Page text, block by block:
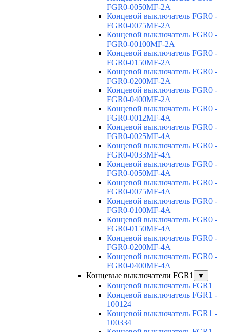
FGR0-0050MF-2A
Концевой выключатель FGR0 -
FGR0-0075MF-2A
Концевой выключатель FGR0 -
FGR0-00100MF-2A
Концевой выключатель FGR0 -
FGR0-0150MF-2A
Концевой выключатель FGR0 -
FGR0-0200MF-2A
Концевой выключатель FGR0 -
FGR0-0400MF-2A
Концевой выключатель FGR0 -
FGR0-0012MF-4A
Концевой выключатель FGR0 -
FGR0-0025MF-4A
Концевой выключатель FGR0 -
FGR0-0033MF-4A
Концевой выключатель FGR0 -
FGR0-0050MF-4A
Концевой выключатель FGR0 -
FGR0-0075MF-4A
Концевой выключатель FGR0 -
FGR0-0100MF-4A
Концевой выключатель FGR0 -
FGR0-0150MF-4A
Концевой выключатель FGR0 -
FGR0-0200MF-4A
Концевой выключатель FGR0 -
FGR0-0400MF-4A
Концевые выключатели FGR1
▼
Концевой выключатель FGR1
Концевой выключатель FGR1 -
100124
Концевой выключатель FGR1 -
100334